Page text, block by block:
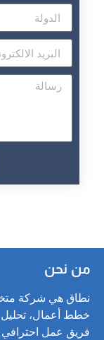
من نحن
نطاق هي شركة
خطط أعمال، تحليل
فريق عمل احترافي